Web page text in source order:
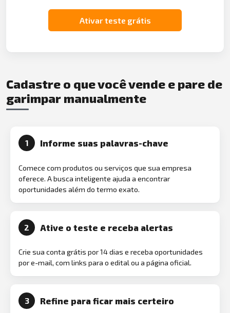
Ativar teste grátis
Cadastre o que você vende e pare de
garimpar manualmente
1 Informe suas palavras-chave
Comece com produtos ou serviços que sua empresa
oferece. A busca inteligente ajuda a encontrar
oportunidades além do termo exato.
2 Ative o teste e receba alertas
Crie sua conta grátis por 14 dias e receba oportunidades
por e-mail, com links para o edital ou a página oficial.
3 Refine para ficar mais certeiro